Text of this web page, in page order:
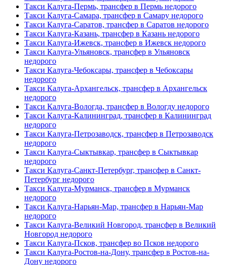
Такси Калуга-Пермь, трансфер в Пермь недорого
Такси Калуга-Самара, трансфер в Самару недорого
Такси Калуга-Саратов, трансфер в Саратов недорого
Такси Калуга-Казань, трансфер в Казань недорого
Такси Калуга-Ижевск, трансфер в Ижевск недорого
Такси Калуга-Ульяновск, трансфер в Ульяновск
недорого
Такси Калуга-Чебоксары, трансфер в Чебоксары
недорого
Такси Калуга-Архангельск, трансфер в Архангельск
недорого
Такси Калуга-Вологда, трансфер в Вологду недорого
Такси Калуга-Калининград, трансфер в Калининград
недорого
Такси Калуга-Петрозаводск, трансфер в Петрозаводск
недорого
Такси Калуга-Сыктывкар, трансфер в Сыктывкар
недорого
Такси Калуга-Санкт-Петербург, трансфер в Санкт-
Петербург недорого
Такси Калуга-Мурманск, трансфер в Мурманск
недорого
Такси Калуга-Нарьян-Мар, трансфер в Нарьян-Мар
недорого
Такси Калуга-Великий Новгород, трансфер в Великий
Новгород недорого
Такси Калуга-Псков, трансфер во Псков недорого
Такси Калуга-Ростов-на-Дону, трансфер в Ростов-на-
Дону недорого